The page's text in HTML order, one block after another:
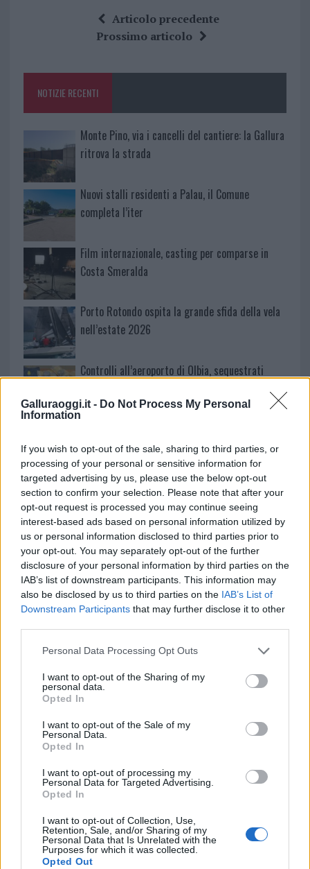
Galluraoggi.it - Do Not Process My Personal
Information
If you wish to opt-out of the sale, sharing to third parties, or
processing of your personal or sensitive information for
targeted advertising by us, please use the below opt-out
section to confirm your selection. Please note that after your
opt-out request is processed you may continue seeing
interest-based ads based on personal information utilized by
us or personal information disclosed to third parties prior to
your opt-out. You may separately opt-out of the further
disclosure of your personal information by third parties on the
IAB’s list of downstream participants. This information may
also be disclosed by us to third parties on the IAB’s List of
Downstream Participants that may further disclose it to other
Please note that this website/app uses one or more Google
not limited to your visit or usage behaviour. You may click to
grant or deny consent to Google and its third-party tags to
use your data for below specified purposes in below Google
consent section.
Personal Data Processing Opt Outs
I want to opt-out of the Sharing of my
personal data.
Opted In
I want to opt-out of the Sale of my
Personal Data.
Opted In
I want to opt-out of processing my
Personal Data for Targeted Advertising.
Opted In
I want to opt-out of Collection, Use,
Retention, Sale, and/or Sharing of my
Personal Data that Is Unrelated with the
Purposes for which it was collected.
Opted Out
o
k
te
re
at
s
p
a
re
Articolo precedente
Prossimo articolo
NOTIZIE RECENTI
Monte Pino, via i cancelli del cantiere: la Gallura
ritrova la strada
Nuovi stalli residenti a Palau, il Comune
completa l’iter
Film internazionale, casting per comparse in
Costa Smeralda
Porto Rotondo ospita la grande sfida della vela
nell’estate 2026
Controlli all’aeroporto di Olbia, sequestrati
in Europa: classifica dei 5 centri di riferimento
pe…
Incendi, a San Pasquale arriva il Campo Base:
l’inaugurazione
NECROLOGIE
Mario Malu
Paolo Pinna
Martina Agostina Diturco